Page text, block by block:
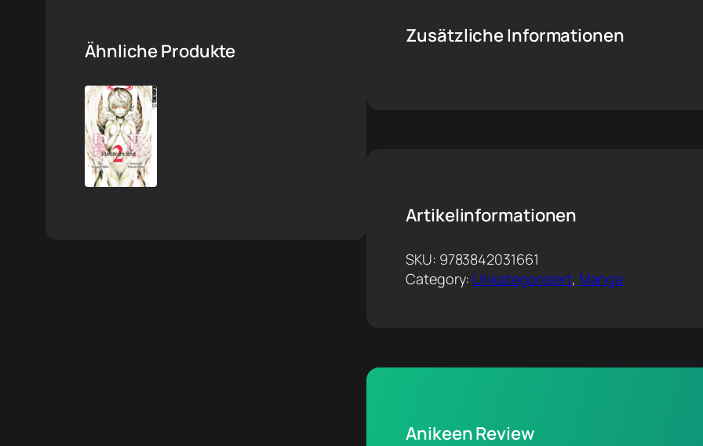
Ähnliche Produkte
Zusätzliche Informationen
Artikelinformationen
SKU: 9783842031661
Category: Unkategorisiert, Manga
Anikeen Review